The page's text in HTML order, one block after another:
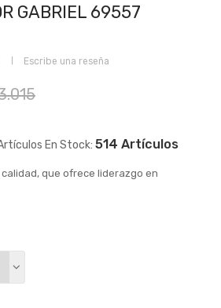
GABRIEL 69557
Escribe una reseña
En Stock: 514 Artículos
que ofrece liderazgo en